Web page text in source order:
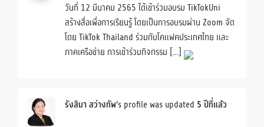
วันที่ 12 มีนาคม 2565 ได้เข้าร่วมอบรม TikTokUni
สร้างสื่อเพื่อการเรียนรู้ โดยเป็นการอบรมผ่าน Zoom จัด
โดย TikTok Thailand ร่วมกับโคแฟคประเทศไทย และ
ภาคเครือข่าย การเข้าร่วมกิจกรรม […]
รังสิมา สว่างทัพ‘s profile was updated 5 ปีที่แล้ว